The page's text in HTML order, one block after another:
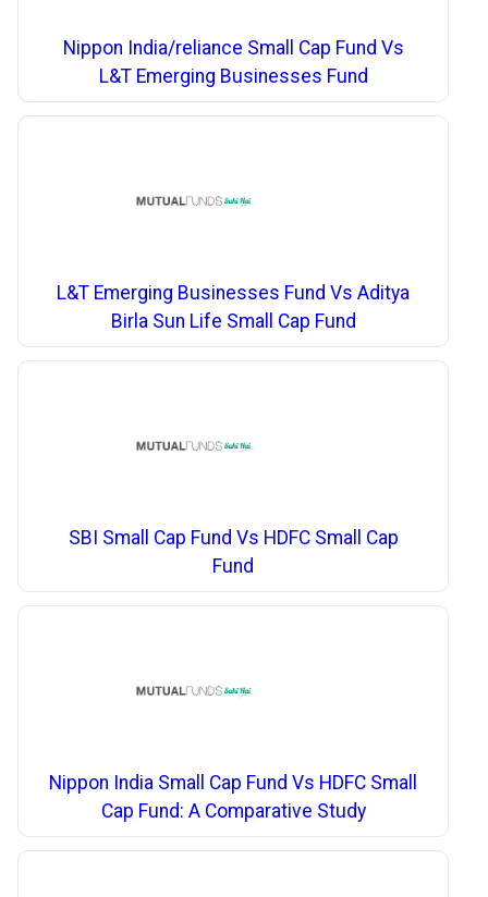
Nippon India/reliance Small Cap Fund Vs
L&T Emerging Businesses Fund
L&T Emerging Businesses Fund Vs Aditya
Birla Sun Life Small Cap Fund
SBI Small Cap Fund Vs HDFC Small Cap
Fund
Nippon India Small Cap Fund Vs HDFC Small
Cap Fund: A Comparative Study